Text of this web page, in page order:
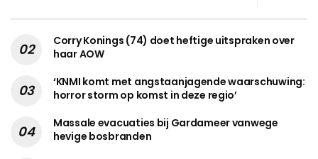
Corry Konings (74) doet heftige uitspraken over
haar AOW
‘KNMI komt met angstaanjagende waarschuwing:
horror storm op komst in deze regio’
Massale evacuaties bij Gardameer vanwege
hevige bosbranden